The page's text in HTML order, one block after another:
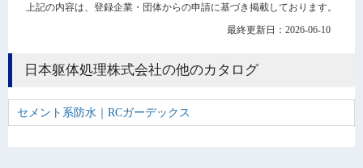
上記の内容は、登録企業・団体からの申請に基づき掲載しております。
最終更新日：2026-06-10
日本躯体処理株式会社の他のカタログ
セメント系防水｜RCガーデックス